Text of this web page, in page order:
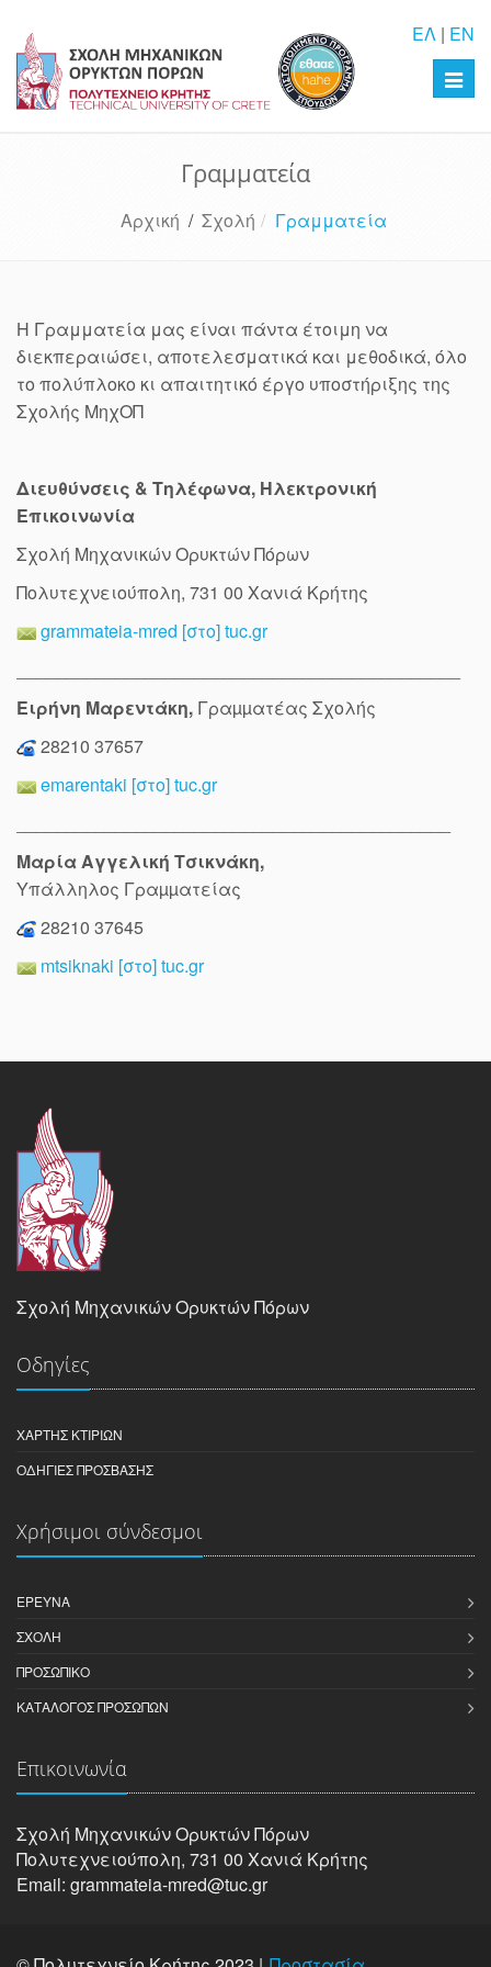
ΕΛ | EN
Γραμματεία
Αρχική / Σχολή Γραμματεία
Η Γραμματεία μας είναι πάντα έτοιμη να
διεκπεραιώσει, αποτελεσματικά και μεθοδικά, όλο
το πολύπλοκο κι απαιτητικό έργο υποστήριξης της
Σχολής ΜηχΟΠ
Διευθύνσεις & Tηλέφωνα, Ηλεκτρονική
Επικοινωνία
Σχολή Μηχανικών Oρυκτών Πόρων
Πολυτεχνειούπολη, 731 00 Χανιά Κρήτης
grammateia-mred [στο] tuc.gr
Ειρήνη Μαρεντάκη, Γραµµατέας Σχολής
28210 37657
emarentaki [στο] tuc.gr
Μαρία Αγγελική Τσικνάκη,
Υπάλληλος Γραµµατείας
28210 37645
mtsiknaki [στο] tuc.gr
Σχολή Μηχανικών Ορυκτών Πόρων
Οδηγίες
ΧΆΡΤΗΣ ΚΤΙΡΊΩΝ
ΟΔΗΓΊΕΣ ΠΡΌΣΒΑΣΗΣ
Χρήσιμοι σύνδεσμοι
ΈΡΕΥΝΑ
ΣΧΟΛΉ
ΠΡΟΣΩΠΙΚΌ
ΚΑΤΆΛΟΓΟΣ ΠΡΟΣΏΠΩΝ
Επικοινωνία
Σχολή Μηχανικών Oρυκτών Πόρων
Πολυτεχνειούπολη, 731 00 Χανιά Κρήτης
Email: grammateia-mred@tuc.gr